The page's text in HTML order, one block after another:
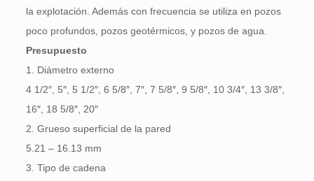
la explotación. Además con frecuencia se utiliza en pozos
poco profundos, pozos geotérmicos, y pozos de agua.
Presupuesto
1. Diámetro externo
4 1/2″, 5″, 5 1/2″, 6 5/8″, 7″, 7 5/8″, 9 5/8″, 10 3/4″, 13 3/8″,
16″, 18 5/8″, 20″
2. Grueso superficial de la pared
5.21 – 16.13 mm
3. Tipo de cadena